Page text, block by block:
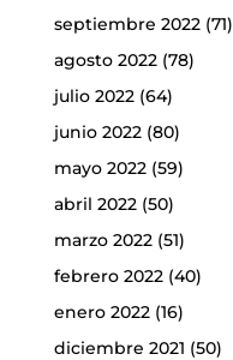
septiembre 2022(71)
agosto 2022(78)
julio 2022(64)
junio 2022(80)
mayo 2022(59)
abril 2022(50)
marzo 2022(51)
febrero 2022(40)
enero 2022(16)
diciembre 2021 (50)